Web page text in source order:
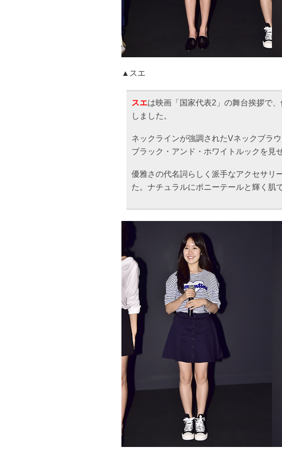
▲スエ
スエは映画「国家代表2」の舞台挨拶で
しました。
ネックラインが強調されたVネックブラ
ブラック・アンド・ホワイトルックを見
優雅さの代名詞らしく派手なアクセサリ
た。ナチュラルにポニーテールと輝く肌